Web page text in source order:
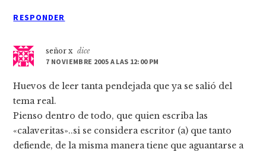
RESPONDER
señor x dice
7 NOVIEMBRE 2005 A LAS 12:00 PM
Huevos de leer tanta pendejada que ya se salió del
tema real.
Pienso dentro de todo, que quien escriba las
«calaveritas»..si se considera escritor (a) que tanto
defiende, de la misma manera tiene que aguantarse a